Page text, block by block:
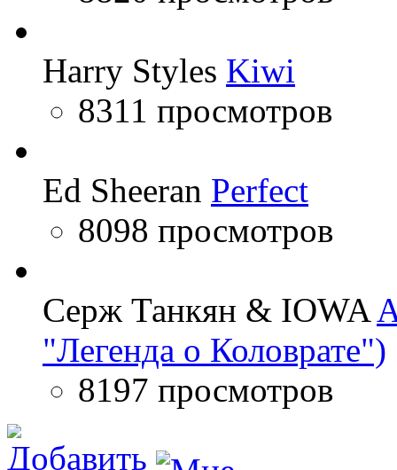
Harry Styles Kiwi
8311 просмотров
Ed Sheeran Perfect
8098 просмотров
Серж Танкян & IOWA
"Легенда о Коловрате")
8197 просмотров